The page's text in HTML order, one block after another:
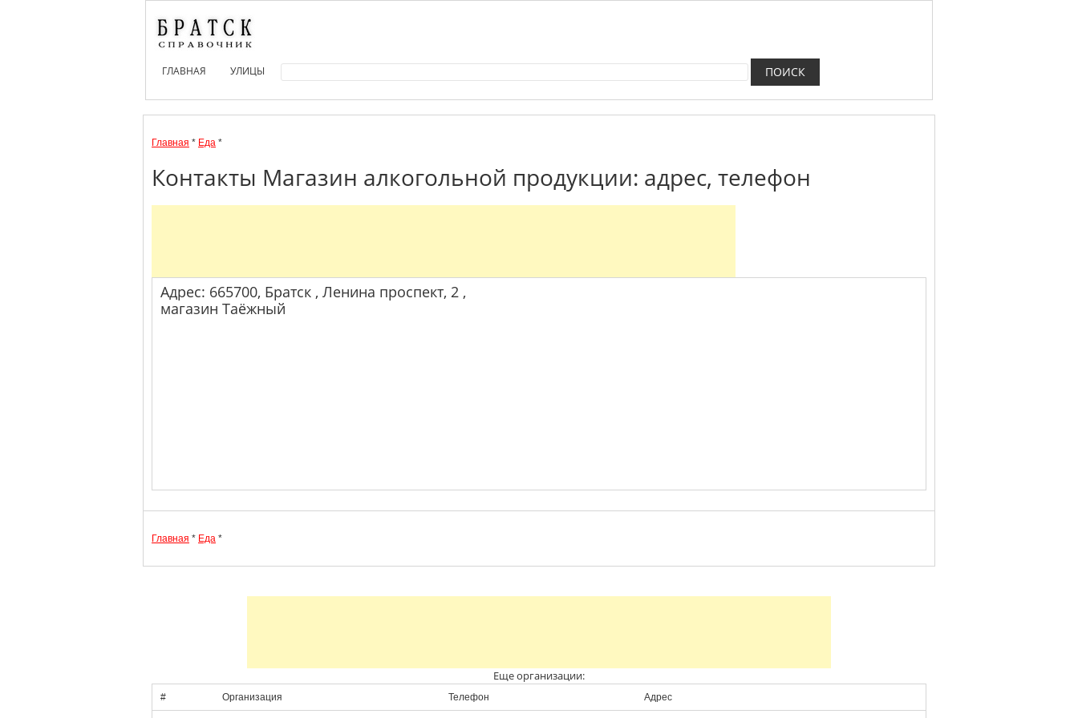
ГЛАВНАЯ УЛИЦЫ
Главная * Еда *
Контакты Магазин алкогольной продукции: адрес, телефон
Адрес: 665700, Братск , Ленина проспект, 2 ,
магазин Таёжный
Главная * Еда *
Еще организации:
# Организация Телефон Адрес